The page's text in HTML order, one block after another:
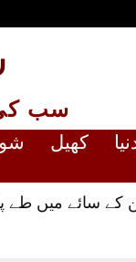
سب
کھیل
سائے میں طے